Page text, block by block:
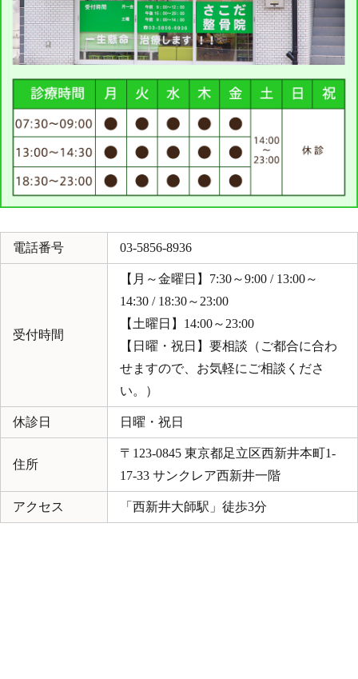
電話番号 03-5856-8936
受付時間
【月～金曜日】7:30～9:00 / 13:00～
14:30 / 18:30～23:00
【土曜日】14:00～23:00
【日曜・祝日】要相談（ご都合に合わ
せますので、お気軽にご相談くださ
い。）
休診日 日曜・祝日
住所
〒123-0845 東京都足立区西新井本町1-
17-33 サンクレア西新井一階
アクセス 「西新井大師駅」徒歩3分